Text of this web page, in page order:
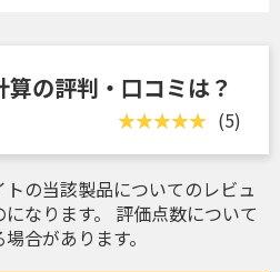
の評判・口コミは？
(5)
の当該製品についてのレビュ
なります。 評価点数について
合があります。